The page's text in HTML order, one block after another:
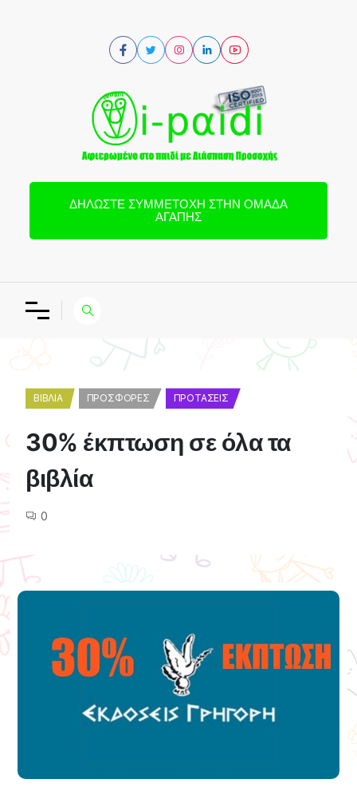
ΔΗΛΏΣΤΕ ΣΥΜΜΕΤΟΧΉ ΣΤΗΝ ΟΜΆΔΑ
ΑΓΆΠΗΣ
ΒΙΒΛΊΑ ΠΡΟΣΦΟΡΈΣ ΠΡΟΤΆΣΕΙΣ
30% έκπτωση σε όλα τα
βιβλία
0